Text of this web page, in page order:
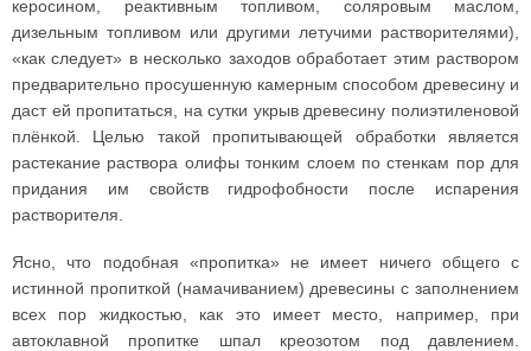
керосином, реактивным топливом, соляровым маслом,
дизельным топливом или другими летучими растворителями),
«как следует» в несколько заходов обработает этим раствором
предварительно просушенную камерным способом древесину и
даст ей пропитаться, на сутки укрыв древесину полиэтиленовой
плёнкой. Целью такой пропитывающей обработки является
растекание раствора олифы тонким слоем по стенкам пор для
придания им свойств гидрофобности после испарения
растворителя.
Ясно, что подобная «пропитка» не имеет ничего общего с
истинной пропиткой (намачиванием) древесины с заполнением
всех пор жидкостью, как это имеет место, например, при
автоклавной пропитке шпал креозотом под давлением.